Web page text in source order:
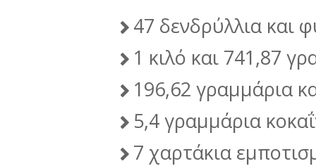
47 δενδρύλλια και
1 κιλό και 741,87
196,62 γραμμάρια
5,4 γραμμάρια
7 χαρτάκια